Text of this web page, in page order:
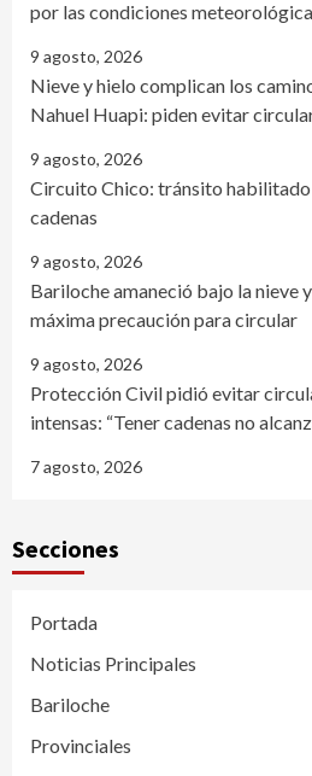
por las condiciones
9 agosto, 2026
Nieve y hielo complican los
Nahuel Huapi: piden evitar
9 agosto, 2026
Circuito Chico: tránsito
cadenas
9 agosto, 2026
Bariloche amaneció bajo la nieve
máxima precaución para circular
9 agosto, 2026
Protección Civil pidió evitar
intensas: “Tener cadenas no
7 agosto, 2026
Secciones
Portada
Noticias Principales
Bariloche
Provinciales